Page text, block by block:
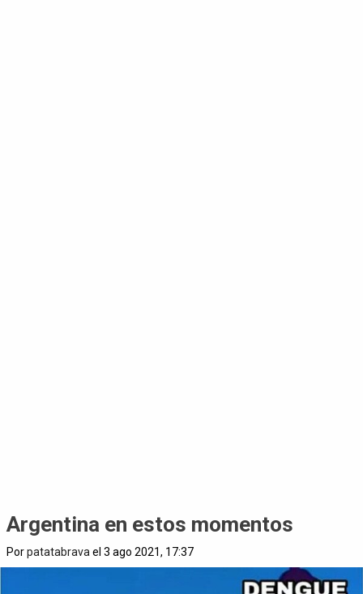
Argentina en estos momentos
Porpatatabravael 3 ago 2021, 17:37